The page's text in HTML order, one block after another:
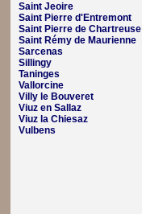
Saint Jeoire
Saint Pierre d'Entremont
Saint Pierre de Chartreuse
Saint Rémy de Maurienne
Sarcenas
Sillingy
Taninges
Vallorcine
Villy le Bouveret
Viuz en Sallaz
Viuz la Chiesaz
Vulbens